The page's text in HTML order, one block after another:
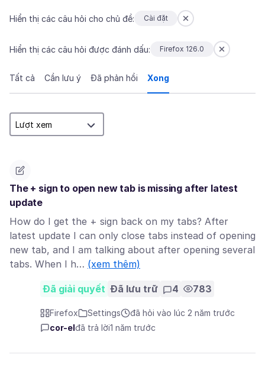
Hiển thị các câu hỏi cho chủ đề: Cài đặt
Hiển thị các câu hỏi được đánh dấu: Firefox 126.0
Tất cả Cần lưu ý Đã phản hồi Xong
The + sign to open new tab is missing after latest
update
How do I get the + sign back on my tabs? After
latest update I can only close tabs instead of opening
new tab, and I am talking about after opening several
tabs. When I h… (xem thêm)
Đã giải quyết Đã lưu trữ 4 783
Firefox Settings
đã hỏi vào lúc 2 năm trước
cor-el đã trả lời1 năm trước